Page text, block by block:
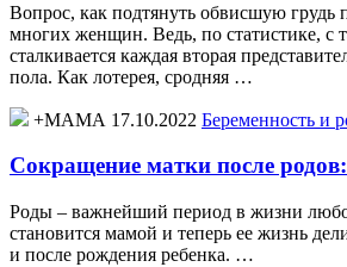
Вопрос, как подтянуть обвисшую грудь
многих женщин. Ведь, по статистике, с
сталкивается каждая вторая
пола. Как лотерея, сродняя …
+МАМА 17.10.2022 Беременность и
Сокращение матки после
Роды – важнейший период в жизни
становится мамой и теперь ее жизнь
и после рождения ребенка. …